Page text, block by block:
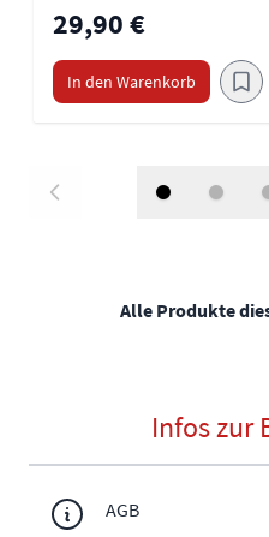
29,90 €
In den Warenkorb
Alle Produkte
Infos zur
AGB